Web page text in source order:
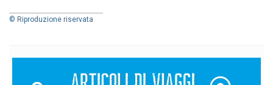
© Riproduzione riservata